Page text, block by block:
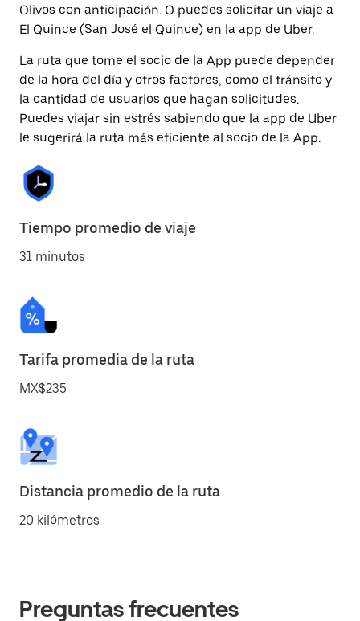
Olivos con anticipación. O puedes solicitar un viaje a
El Quince (San José el Quince) en la app de Uber.
La ruta que tome el socio de la App puede depender
de la hora del día y otros factores, como el tránsito y
la cantidad de usuarios que hagan solicitudes.
Puedes viajar sin estrés sabiendo que la app de Uber
le sugerirá la ruta más eficiente al socio de la App.
Tiempo promedio de viaje
31 minutos
Tarifa promedia de la ruta
MX$235
Distancia promedio de la ruta
20 kilómetros
Preguntas frecuentes